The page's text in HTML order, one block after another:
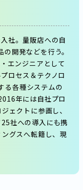
社。量販店への自
開発などを行う。
エンジニアとして
ロセス＆テクノロ
る各種システムの
年には自社プロ
ェクトに参画し、
社への導入にも携
グスへ転籍し、現